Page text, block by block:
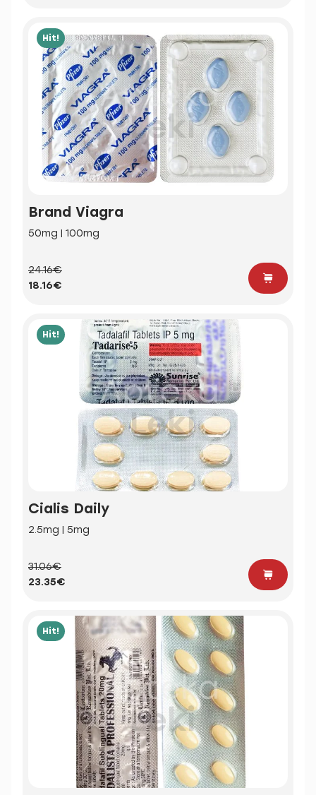
Hit!
Brand Viagra
50mg | 100mg
24.16€
18.16€
Hit!
Cialis Daily
2.5mg | 5mg
31.06€
23.35€
Hit!